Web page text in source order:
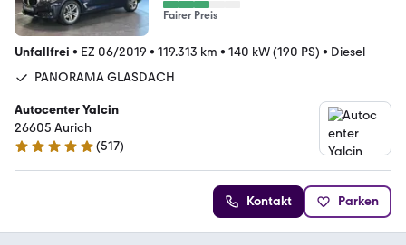
Fairer Preis
Unfallfrei • EZ 06/2019 • 119.313 km • 140 kW (190 PS) • Diesel
PANORAMA GLASDACH
Autocenter Yalcin
26605 Aurich
4.9 Sterne
(517)
Kontakt Parken